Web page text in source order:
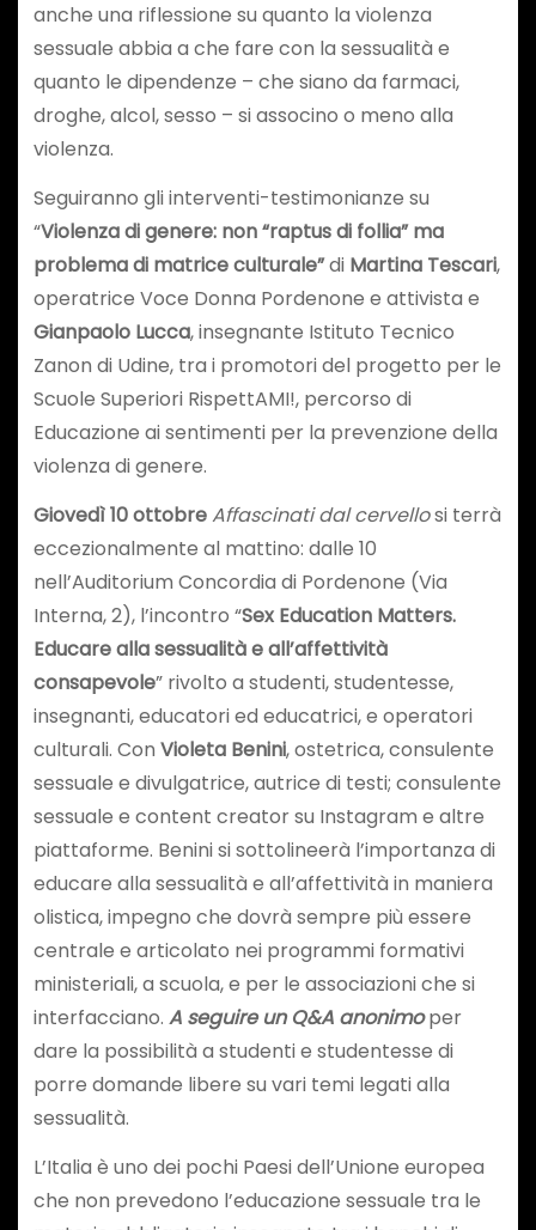
anche una riflessione su quanto la violenza
sessuale abbia a che fare con la sessualità e
quanto le dipendenze – che siano da farmaci,
droghe, alcol, sesso – si associno o meno alla
violenza.
Seguiranno gli interventi-testimonianze su
“Violenza di genere: non “raptus di follia” ma
problema di matrice culturale”di Martina Tescari,
operatrice Voce Donna Pordenone e attivista e
Gianpaolo Lucca, insegnante Istituto Tecnico
Zanon di Udine, tra i promotori del progetto per le
Scuole Superiori RispettAMI!, percorso di
Educazione ai sentimenti per la prevenzione della
violenza di genere.
Giovedì 10 ottobreAffascinati dal cervellosi terrà
eccezionalmente al mattino: dalle 10
nell’Auditorium Concordia di Pordenone (Via
Interna, 2), l’incontro “Sex Education Matters.
Educare alla sessualità e all’affettività
consapevole” rivolto a studenti, studentesse,
insegnanti, educatori ed educatrici, e operatori
culturali. Con Violeta Benini, ostetrica, consulente
sessuale e divulgatrice, autrice di testi; consulente
sessuale e content creator su Instagram e altre
piattaforme. Benini si sottolineerà l’importanza di
educare alla sessualità e all’affettività in maniera
olistica, impegno che dovrà sempre più essere
centrale e articolato nei programmi formativi
ministeriali, a scuola, e per le associazioni che si
interfacciano. A seguire un Q&A anonimoper
dare la possibilità a studenti e studentesse di
porre domande libere su vari temi legati alla
sessualità.
L’Italia è uno dei pochi Paesi dell’Unione europea
che non prevedono l’educazione sessuale tra le